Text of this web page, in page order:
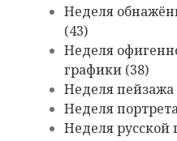
Hеделя
(43)
Hеделя
графики (38)
Hеделя пейзажа
Hеделя
Hеделя русской